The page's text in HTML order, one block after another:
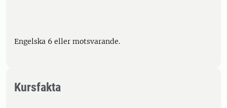
Engelska 6 eller motsvarande.
Kursfakta